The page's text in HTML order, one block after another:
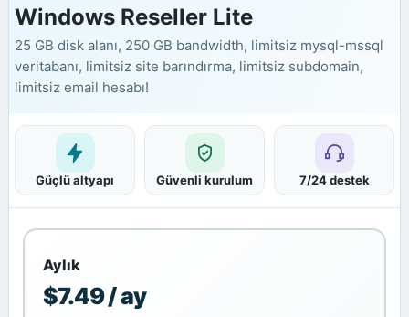
Windows Reseller Lite
25 GB disk alanı, 250 GB bandwidth, limitsiz mysql-mssql
veritabanı, limitsiz site barındırma, limitsiz subdomain,
limitsiz email hesabı!
Güçlü altyapı Güvenli kurulum 7/24 destek
Aylık
$7.49 / ay